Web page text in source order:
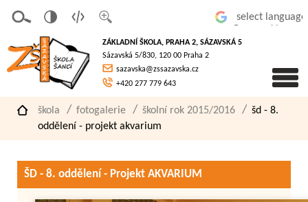
písmo
á
verze
pro
slaboz
raké
ZÁKLADNÍ ŠKOLA, PRAHA 2, SÁZAVSKÁ 5
Sázavská 5/830, 120 00 Praha 2
sazavska@zssazavska.cz
+420 277 779 643
škola fotogalerie školní rok 2015/2016
šd - 8.
oddělení - projekt akvarium
ŠD - 8. oddělení - Projekt AKVARIUM